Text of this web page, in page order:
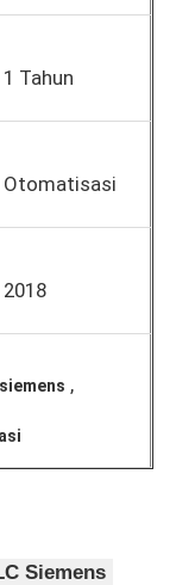
1 Tahun
Otomatisasi
2018
,
Siemens